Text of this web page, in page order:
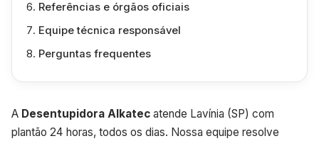
Referências e órgãos oficiais
Equipe técnica responsável
Perguntas frequentes
A Desentupidora Alkatec atende Lavínia (SP) com
plantão 24 horas, todos os dias. Nossa equipe resolve